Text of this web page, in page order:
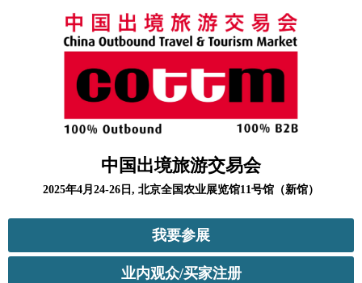
中国出境旅游交易会
2025年4月24-26日, 北京全国农业展览馆11号馆（新馆）
我要参展
业内观众/买家注册